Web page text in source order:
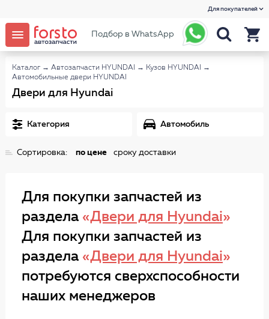
Для покупателей
Подбор в WhatsApp
Каталог → Автозапчасти HYUNDAI → Кузов HYUNDAI
→
Автомобильные двери HYUNDAI
Двери для Hyundai
Категория Автомобиль
Сортировка: по цене сроку доставки
Для покупки запчастей из
раздела «Двери для Hyundai»
Для покупки запчастей из
раздела «Двери для Hyundai»
потребуются сверхспособности
наших менеджеров